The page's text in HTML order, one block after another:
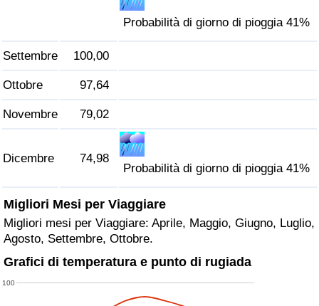
Probabilità di giorno di pioggia 41%
Settembre 100,00
Ottobre 97,64
Novembre 79,02
Dicembre 74,98
Probabilità di giorno di pioggia 41%
Migliori Mesi per Viaggiare
Migliori mesi per Viaggiare: Aprile, Maggio, Giugno, Luglio,
Agosto, Settembre, Ottobre.
Grafici di temperatura e punto di rugiada
100